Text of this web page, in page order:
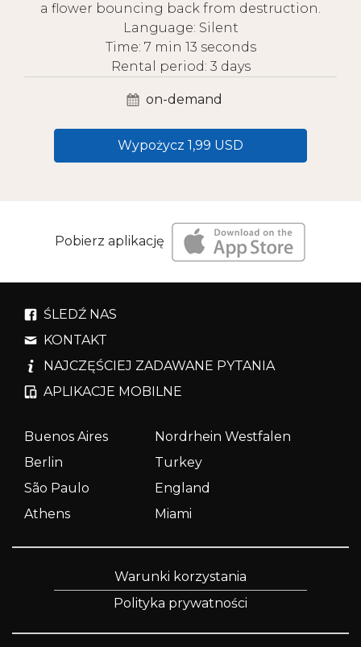
a flower bouncing back from destruction.
Language: Silent
Time: 7 min 13 seconds
Rental period: 3 days
on-demand
Wypożycz 1,99 USD
Pobierz aplikację
ŚLEDŹ NAS
KONTAKT
NAJCZĘŚCIEJ ZADAWANE PYTANIA
APLIKACJE MOBILNE
Buenos Aires
Nordrhein Westfalen
Berlin
Turkey
São Paulo
England
Athens
Miami
Warunki korzystania
Polityka prywatności